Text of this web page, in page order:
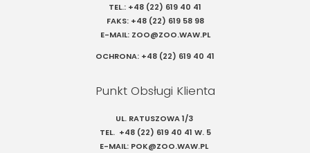
TEL.: +48 (22) 619 40 41
FAKS: +48 (22) 619 58 98
E-MAIL: ZOO@ZOO.WAW.PL
OCHRONA: +48 (22) 619 40 41
Punkt Obsługi Klienta
UL. RATUSZOWA 1/3
TEL. +48 (22) 619 40 41 W. 5
E-MAIL: POK@ZOO.WAW.PL